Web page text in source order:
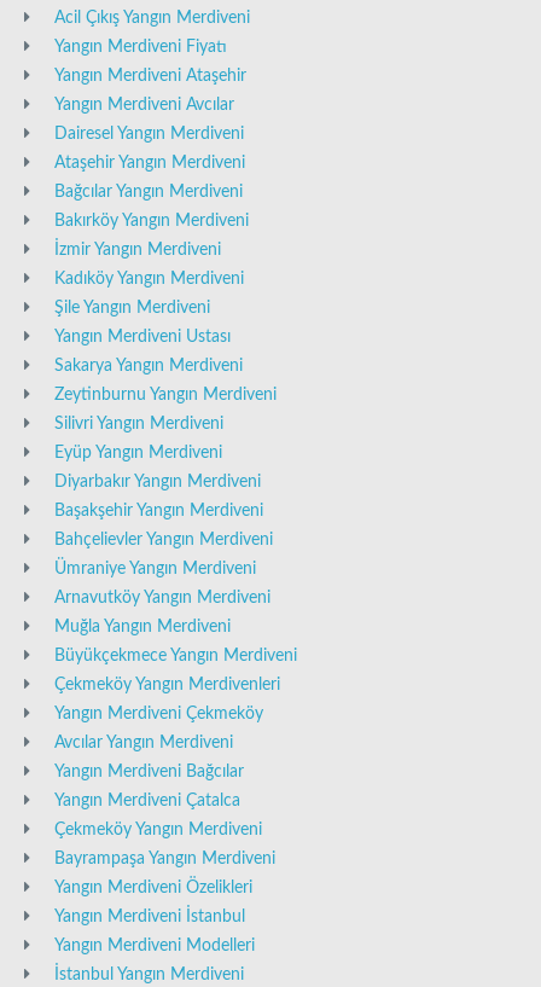
Acil Çıkış Yangın Merdiveni
Yangın Merdiveni Fiyatı
Yangın Merdiveni Ataşehir
Yangın Merdiveni Avcılar
Dairesel Yangın Merdiveni
Ataşehir Yangın Merdiveni
Bağcılar Yangın Merdiveni
Bakırköy Yangın Merdiveni
İzmir Yangın Merdiveni
Kadıköy Yangın Merdiveni
Şile Yangın Merdiveni
Yangın Merdiveni Ustası
Sakarya Yangın Merdiveni
Zeytinburnu Yangın Merdiveni
Silivri Yangın Merdiveni
Eyüp Yangın Merdiveni
Diyarbakır Yangın Merdiveni
Başakşehir Yangın Merdiveni
Bahçelievler Yangın Merdiveni
Ümraniye Yangın Merdiveni
Arnavutköy Yangın Merdiveni
Muğla Yangın Merdiveni
Büyükçekmece Yangın Merdiveni
Çekmeköy Yangın Merdivenleri
Yangın Merdiveni Çekmeköy
Avcılar Yangın Merdiveni
Yangın Merdiveni Bağcılar
Yangın Merdiveni Çatalca
Çekmeköy Yangın Merdiveni
Bayrampaşa Yangın Merdiveni
Yangın Merdiveni Özelikleri
Yangın Merdiveni İstanbul
Yangın Merdiveni Modelleri
İstanbul Yangın Merdiveni